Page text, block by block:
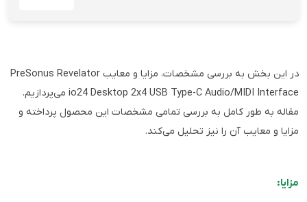
در این بخش به بررسی مشخصات، مزایا و معایب PreSonus Revelator
io24 Desktop 2x4 USB Type-C Audio/MIDI Interface می‌پردازیم.
مقاله به طور کامل به بررسی تمامی مشخصات این محصول پرداخته و
مزایا و معایب آن را نیز تحلیل می‌کند.
مزایا: